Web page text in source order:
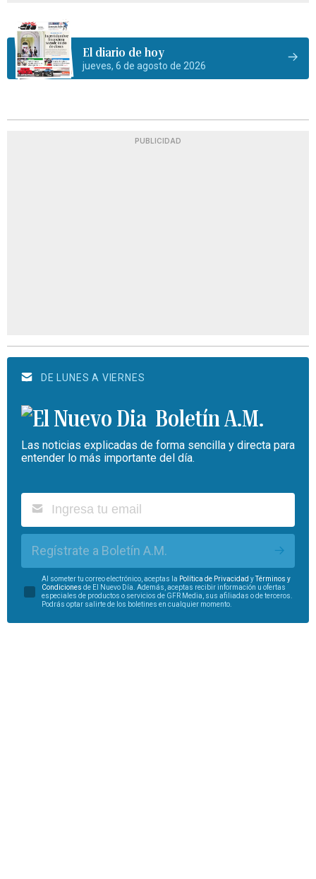
El diario de hoy
jueves, 6 de agosto de 2026
PUBLICIDAD
DE LUNES A VIERNES
Boletín A.M.
Las noticias explicadas de forma sencilla y directa para
entender lo más importante del día.
Regístrate a Boletín A.M.
Al someter tu correo electrónico, aceptas la Política de Privacidad yTérminos y
Condiciones de El Nuevo Día. Además, aceptas recibir información u ofertas
especiales de productos o servicios de GFR Media, sus afiliadas o de terceros.
Podrás optar salirte de los boletines en cualquier momento.